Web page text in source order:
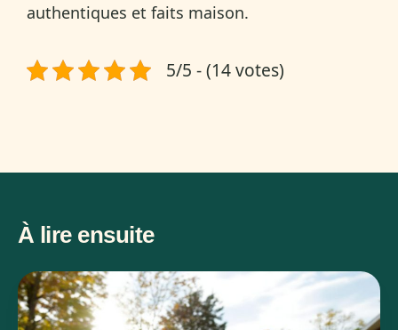
authentiques et faits maison.
5/5 - (14 votes)
À lire ensuite